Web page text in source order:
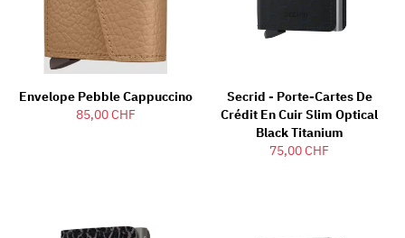
Envelope Pebble Cappuccino
85,00 CHF
Secrid - Porte-Cartes De
Crédit En Cuir Slim Optical
Black Titanium
75,00 CHF